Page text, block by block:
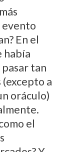
evento
En el
había
tan
(excepto a
oráculo)
el